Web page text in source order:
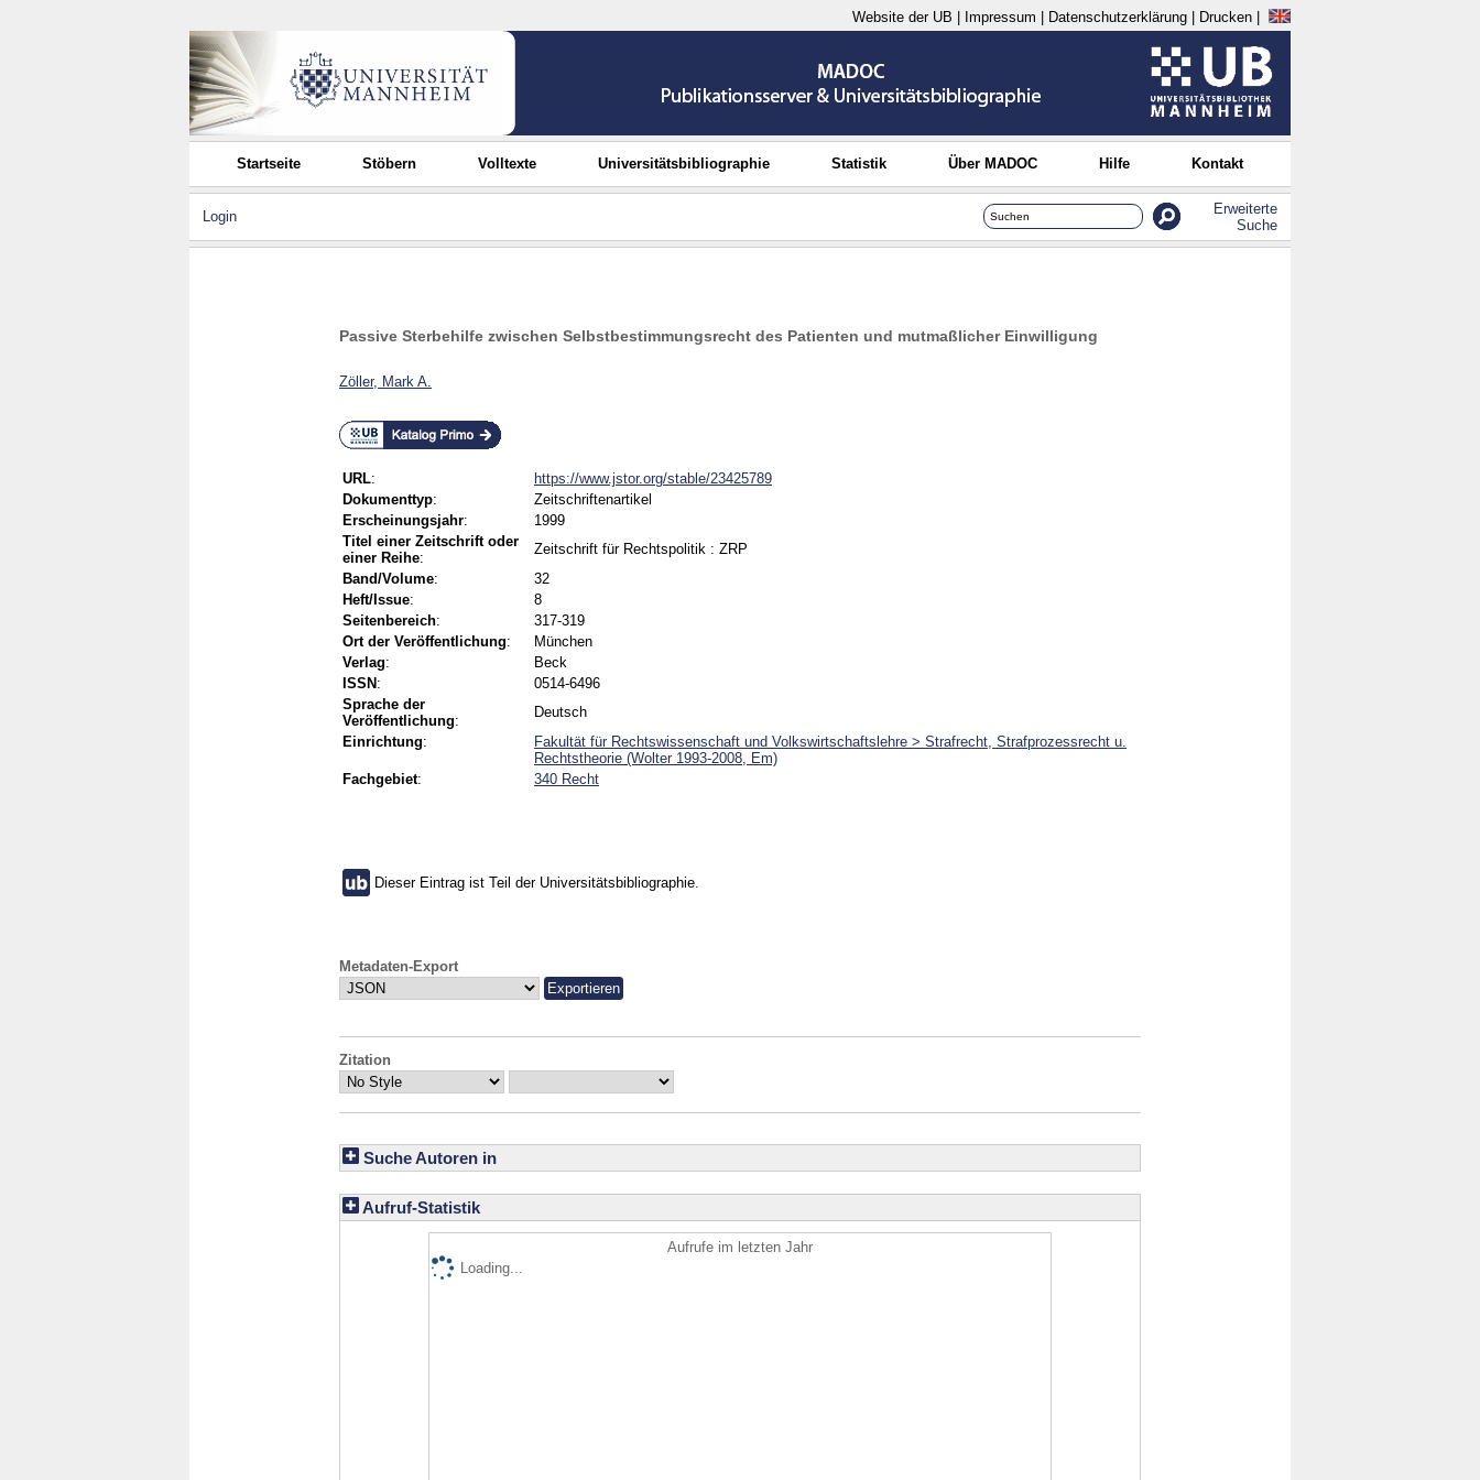
Website der UB Impressum Datenschutzerklärung Drucken
Startseite Stöbern Volltexte Universitätsbibliographie Statistik Über MADOC Hilfe Kontakt
Login
Erweiterte
Suche
Passive Sterbehilfe zwischen Selbstbestimmungsrecht des Patienten und mutmaßlicher Einwilligung
Zöller, Mark A.
URL:
https://www.jstor.org/stable/23425789
Dokumenttyp:
Zeitschriftenartikel
Erscheinungsjahr:
1999
Titel einer Zeitschrift oder
einer Reihe:
Zeitschrift für Rechtspolitik : ZRP
Band/Volume:
32
Heft/Issue:
8
Seitenbereich:
317-319
Ort der Veröffentlichung:
München
Verlag:
Beck
ISSN :
0514-6496
Sprache der
Veröffentlichung:
Deutsch
Einrichtung:
Fakultät für Rechtswissenschaft und Volkswirtschaftslehre > Strafrecht, Strafprozessrecht u.
Rechtstheorie (Wolter 1993-2008, Em)
Fachgebiet: 340 Recht
Dieser Eintrag ist Teil der Universitätsbibliographie.
Metadaten-Export
Zitation
Suche Autoren in
Aufruf-Statistik
Aufrufe im letzten Jahr
Loading...